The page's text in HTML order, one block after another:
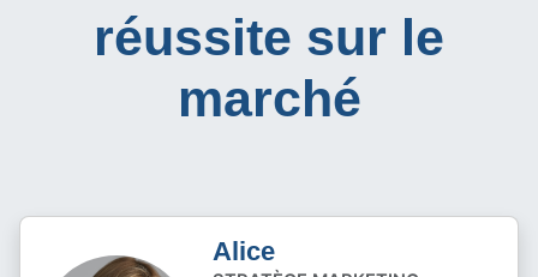
réussite sur le
marché
Alice